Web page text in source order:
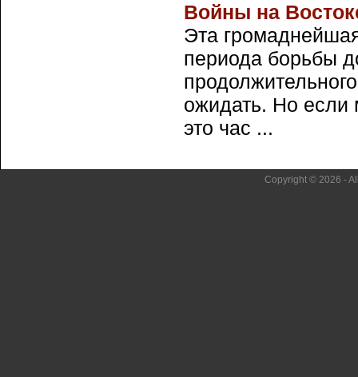
Войны на
Эта
периода борьбы
ожидать. Но если
это час ...
Copyright © 2026 -